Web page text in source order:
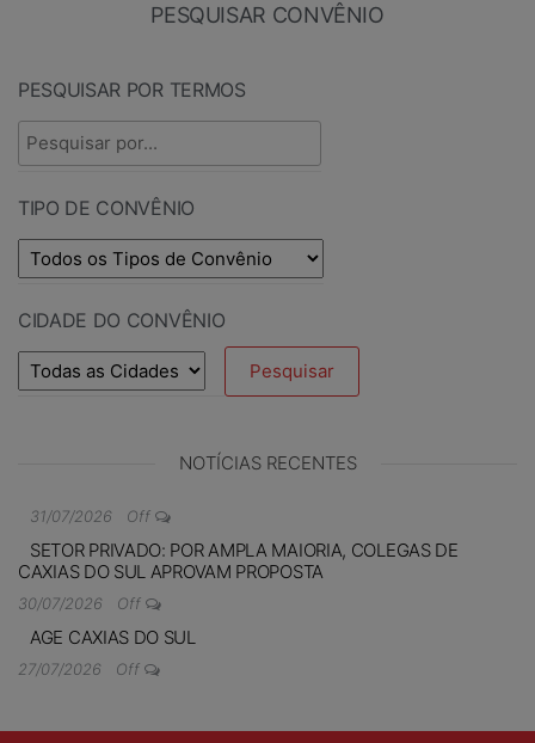
PESQUISAR CONVÊNIO
PESQUISAR POR TERMOS
TIPO DE CONVÊNIO
CIDADE DO CONVÊNIO
NOTÍCIAS RECENTES
31/07/2026 Off
SETOR PRIVADO: POR AMPLA MAIORIA, COLEGAS DE
CAXIAS DO SUL APROVAM PROPOSTA
30/07/2026 Off
AGE CAXIAS DO SUL
27/07/2026 Off